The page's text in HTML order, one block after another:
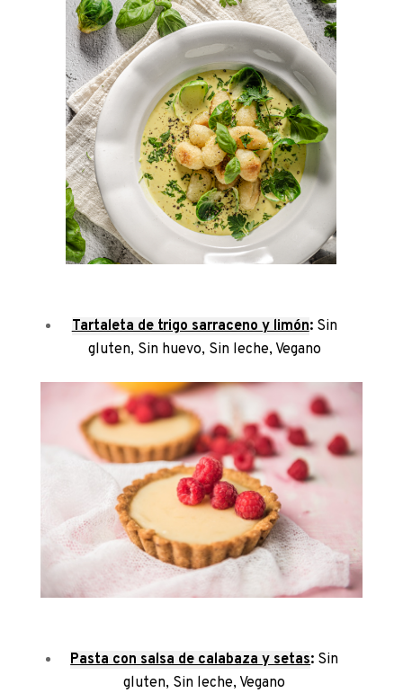
Tartaleta de trigo sarraceno y limón: Sin
gluten, Sin huevo, Sin leche, Vegano
Pasta con salsa de calabaza y setas: Sin
gluten, Sin leche, Vegano